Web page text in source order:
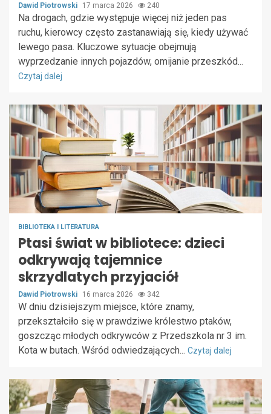
Dawid Piotrowski 17 marca 2026 240
Na drogach, gdzie występuje więcej niż jeden pas
ruchu, kierowcy często zastanawiają się, kiedy używać
lewego pasa. Kluczowe sytuacje obejmują
wyprzedzanie innych pojazdów, omijanie przeszkód...
Czytaj dalej
BIBLIOTEKA I LITERATURA
Ptasi świat w bibliotece: dzieci
odkrywają tajemnice
skrzydlatych przyjaciół
Dawid Piotrowski 16 marca 2026 342
W dniu dzisiejszym miejsce, które znamy,
przekształciło się w prawdziwe królestwo ptaków,
goszcząc młodych odkrywców z Przedszkola nr 3 im.
Kota w butach. Wśród odwiedzających... Czytaj dalej